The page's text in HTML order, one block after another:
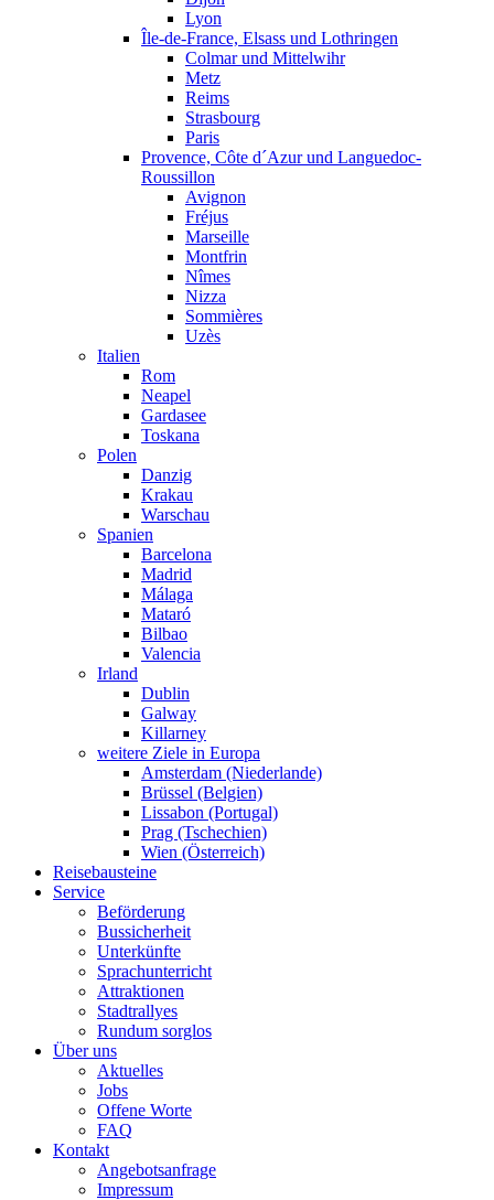
Lyon
Île-de-France, Elsass und Lothringen
Colmar und Mittelwihr
Metz
Reims
Strasbourg
Paris
Provence, Côte d´Azur und Languedoc-
Roussillon
Avignon
Fréjus
Marseille
Montfrin
Nîmes
Nizza
Sommières
Uzès
Italien
Rom
Neapel
Gardasee
Toskana
Polen
Danzig
Krakau
Warschau
Spanien
Barcelona
Madrid
Málaga
Mataró
Bilbao
Valencia
Irland
Dublin
Galway
Killarney
weitere Ziele in Europa
Amsterdam (Niederlande)
Brüssel (Belgien)
Lissabon (Portugal)
Prag (Tschechien)
Wien (Österreich)
Reisebausteine
Service
Beförderung
Bussicherheit
Unterkünfte
Sprachunterricht
Attraktionen
Stadtrallyes
Rundum sorglos
Über uns
Aktuelles
Jobs
Offene Worte
FAQ
Kontakt
Angebotsanfrage
Impressum